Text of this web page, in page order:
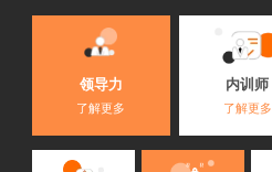
领导力
了解更多
内训师
了解更多